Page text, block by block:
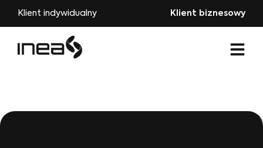
Klient indywidualny Klient biznesowy